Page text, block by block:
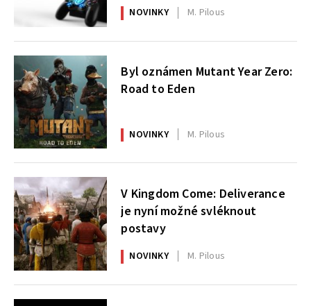
NOVINKY M. Pilous
Byl oznámen Mutant Year Zero:
Road to Eden
NOVINKY M. Pilous
V Kingdom Come: Deliverance
je nyní možné svléknout
postavy
NOVINKY M. Pilous